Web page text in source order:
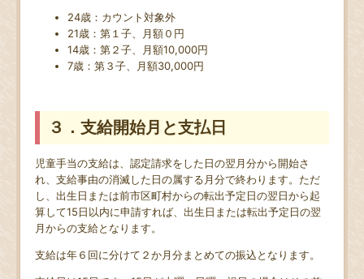
24歳：カウント対象外
21歳：第１子、月額０円
14歳：第２子、月額10,000円
7歳：第３子、月額30,000円
３．支給開始月と支払日
児童手当の支給は、認定請求をした日の翌月分から開始さ
れ、支給事由の消滅した日の属する月分で終わります。ただ
し、出生日または前市区町村からの転出予定日の翌日から起
算して15日以内に申請すれば、出生日または転出予定日の翌
月からの支給となります。
支給は年６回に分けて２か月分まとめての振込となります。